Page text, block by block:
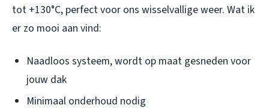
tot +130°C, perfect voor ons wisselvallige weer. Wat ik
er zo mooi aan vind:
Naadloos systeem, wordt op maat gesneden voor
jouw dak
Minimaal onderhoud nodig